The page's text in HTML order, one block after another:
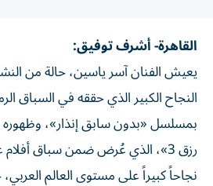
القاهرة- أشرف توفيق:
يعيش الفنان آسر ياسين، حالة من
بمسلسل «بدون سابق إنذار»، وظهوره
رزق 3»، الذي عُرض ضمن سباق
نجاحاً كبيراً على مستوى العالم